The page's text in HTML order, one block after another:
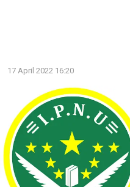
17 April 2022 16:20